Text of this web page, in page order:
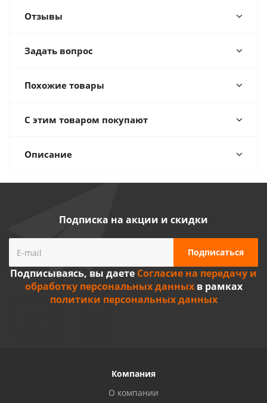
Отзывы
Задать вопрос
Похожие товары
С этим товаром покупают
Описание
Подписка на акции и скидки
Подписываясь, вы даете Согласие на передачу и
обработку персональных данныхв рамках
политики персональных данных
Компания
О компании